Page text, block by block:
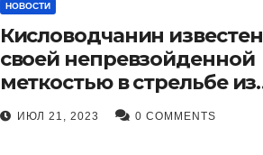
НОВОСТИ
Кисловодчанин известен
своей непревзойденной
меткостью в стрельбе из
лука, и его успехи
прославили его в
ИЮЛ 21, 2023 0 COMMENTS